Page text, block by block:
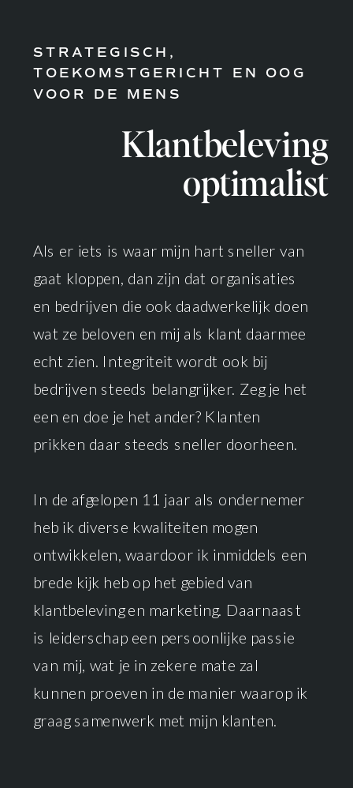
STRATEGISCH,
TOEKOMSTGERICHT EN OOG
VOOR DE MENS
Klantbeleving
optimalist
Als er iets is waar mijn hart sneller van
gaat kloppen, dan zijn dat organisaties
en bedrijven die ook daadwerkelijk doen
wat ze beloven en mij als klant daarmee
echt zien. Integriteit wordt ook bij
bedrijven steeds belangrijker. Zeg je het
een en doe je het ander? Klanten
prikken daar steeds sneller doorheen.
In de afgelopen 11 jaar als ondernemer
heb ik diverse kwaliteiten mogen
ontwikkelen, waardoor ik inmiddels een
brede kijk heb op het gebied van
klantbeleving en marketing. Daarnaast
is leiderschap een persoonlijke passie
van mij, wat je in zekere mate zal
kunnen proeven in de manier waarop ik
graag samenwerk met mijn klanten.